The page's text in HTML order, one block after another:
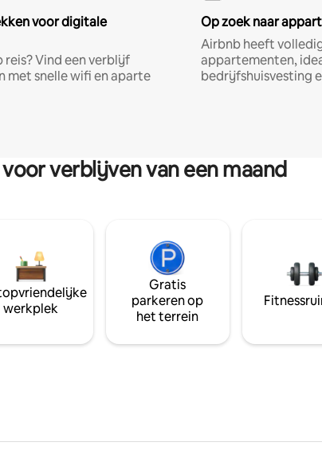
voor digitale
reis? Vind een verblijf
met snelle wifi en aparte
Op zoek naar
Airbnb heeft
appartementen,
bedrijfshuisvesting
verblijven van een maand
werkplek
Gratis
parkeren op
het terrein